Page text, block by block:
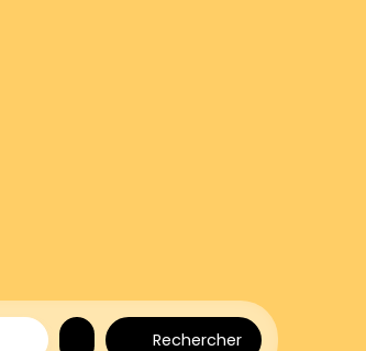
Rechercher